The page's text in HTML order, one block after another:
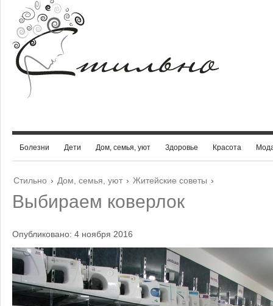
Болезни Дети Дом, семья, уют Здоровье Красота
Стильно › Дом, семья, уют › Житейские советы ›
Выбираем коверлок
Опубликовано: 4 ноября 2016